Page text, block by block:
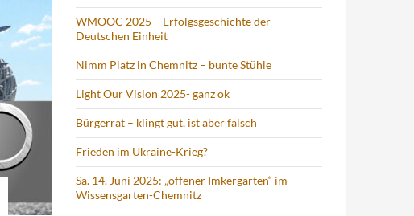
WMOOC 2025 – Erfolgsgeschichte der
Deutschen Einheit
Nimm Platz in Chemnitz – bunte Stühle
Light Our Vision 2025- ganz ok
Bürgerrat – klingt gut, ist aber falsch
Frieden im Ukraine-Krieg?
Sa. 14. Juni 2025: „offener Imkergarten“ im
Wissensgarten-Chemnitz